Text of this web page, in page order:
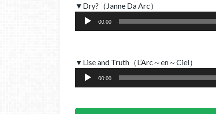
▼Dry?（Janne Da Arc）
ー
ー
00:00
▼Lise and Truth（L’Arc～en～Ciel）
レ
00:00